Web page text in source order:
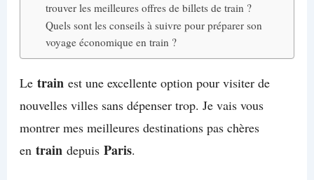
trouver les meilleures offres de billets de train ?
Quels sont les conseils à suivre pour préparer son
voyage économique en train ?
Le trainest une excellente option pour visiter de
nouvelles villes sans dépenser trop. Je vais vous
montrer mes meilleures destinations pas chères
en traindepuis Paris.